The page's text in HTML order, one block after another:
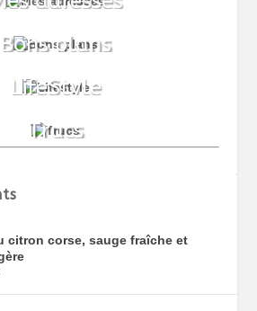
citron corse, sauge fraîche et